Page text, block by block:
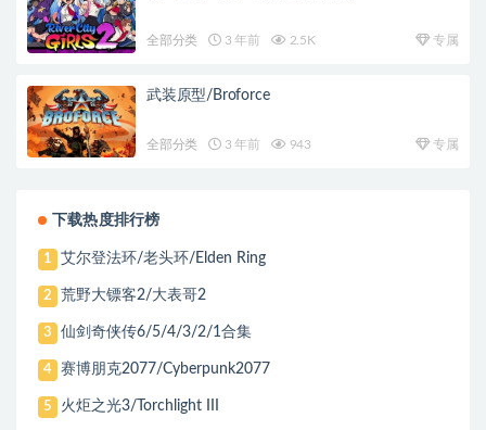
全部分类 3 年前 2.5K 专属
武装原型/Broforce
全部分类 3 年前 943 专属
下载热度排行榜
1 艾尔登法环/老头环/Elden Ring
2 荒野大镖客2/大表哥2
3 仙剑奇侠传6/5/4/3/2/1合集
4 赛博朋克2077/Cyberpunk2077
5 火炬之光3/Torchlight III